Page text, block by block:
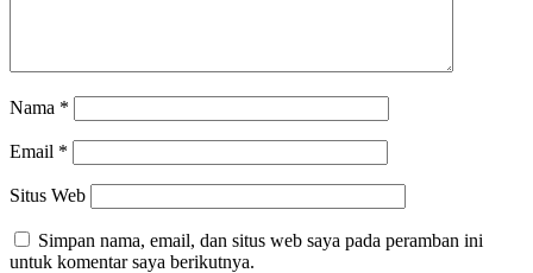
Nama *
Email *
Situs Web
Simpan nama, email, dan situs web saya pada peramban ini
untuk komentar saya berikutnya.